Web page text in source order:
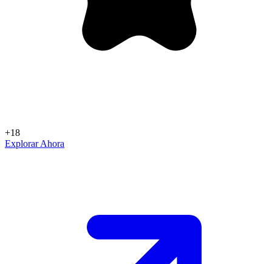
+18
Explorar Ahora